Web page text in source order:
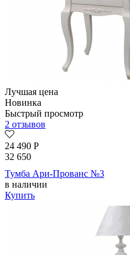
Лучшая цена
Новинка
Быстрый просмотр
2 отзывов
24 490 Р
32 650
Тумба Ари-Прованс №3
в наличии
Купить